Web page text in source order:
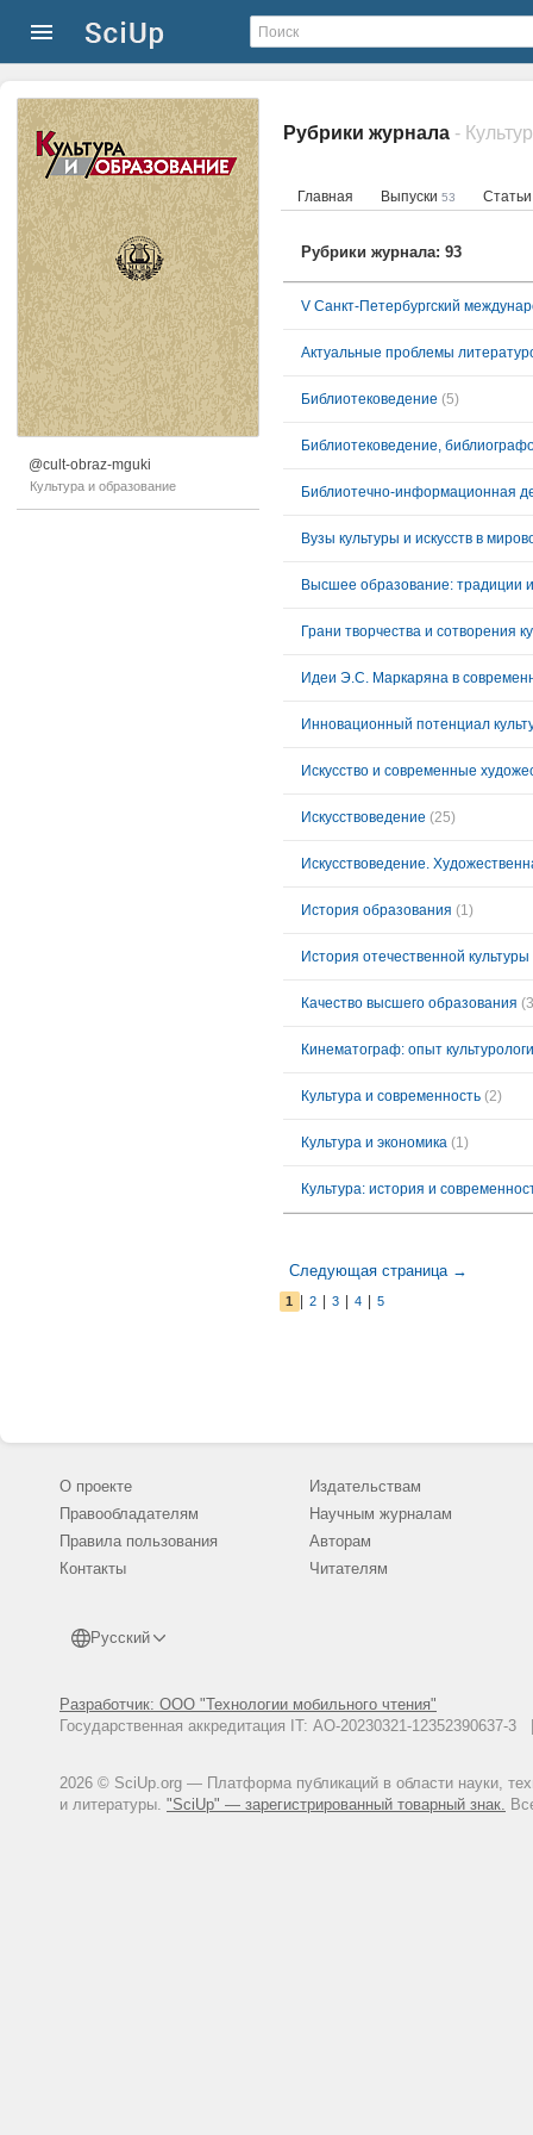
@cult-obraz-mguki
Культура и образование
Рубрики журнала -
Главная Выпуски 53
Рубрики журнала: 93
V Санкт-Петербургский
Актуальные проблемы
Библиотековедение (5)
Библиотековедение,
Библиотечно-информационная
Вузы культуры и искусств в
Высшее образование: традиции
Грани творчества и сотворения
Инновационный потенциал
Искусство и современные
Искусствоведение (25)
Искусствоведение.
История образования (1)
История отечественной культуры
Качество высшего образования
Кинематограф: опыт
Культура и современность (2)
Культура и экономика (1)
Культура: история и
Следующая страница →
1 2 3 4 5
О проекте
Правообладателям
Правила пользования
Контакты
Русский
Разработчик: ООО "Технологии мобильного чтения"
Государственная аккредитация IT: АО-20230321-
2026 © SciUp.org — Платформа публикаций в области науки,
и литературы. "SciUp" — зарегистрированный товарный знак.
Издательствам
Научным журналам
Авторам
Читателям